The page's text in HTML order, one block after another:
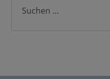
nach: